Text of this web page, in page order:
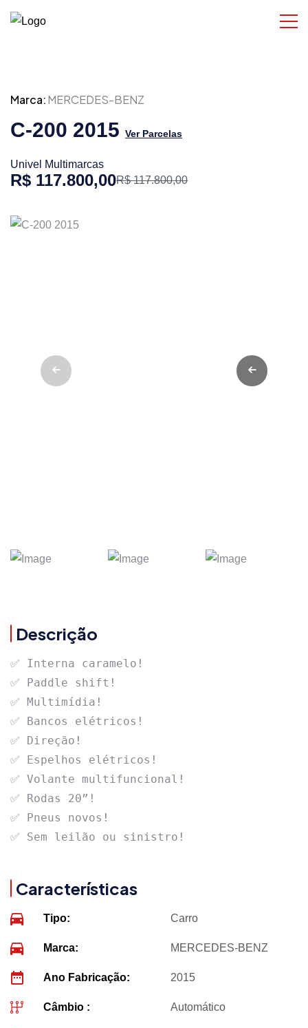
Marca:MERCEDES-BENZ
C-200 2015 Ver Parcelas
Univel Multimarcas
R$ 117.800,00R$ 117.800,00
Descrição
✅ Interna caramelo!
✅ Paddle shift!
✅ Multimídia!
✅ Bancos elétricos!
✅ Direção!
✅ Espelhos elétricos!
✅ Volante multifuncional!
✅ Rodas 20”!
✅ Pneus novos!
✅ Sem leilão ou sinistro!
Características
Tipo: Carro
Marca: MERCEDES-BENZ
Ano Fabricação: 2015
Câmbio : Automático